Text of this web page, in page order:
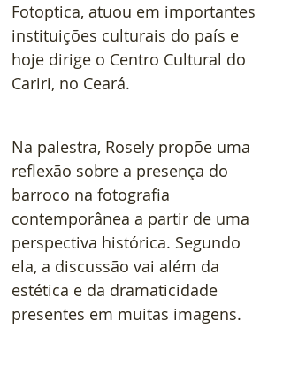
Fotoptica, atuou em importantes
instituições culturais do país e
hoje dirige o Centro Cultural do
Cariri, no Ceará.
Na palestra, Rosely propõe uma
reflexão sobre a presença do
barroco na fotografia
contemporânea a partir de uma
perspectiva histórica. Segundo
ela, a discussão vai além da
estética e da dramaticidade
presentes em muitas imagens.